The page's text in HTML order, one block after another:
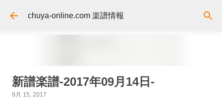
スキップしてメイン コンテンツに移動
chuya-online.com 楽譜情報
新譜楽譜-2017年09月14日-
9月 15, 2017